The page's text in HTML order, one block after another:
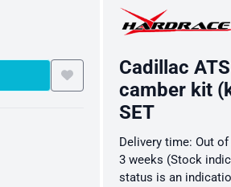
Cadillac
camber kit
SET
Delivery time: Out
3 weeks (Stock
status is an